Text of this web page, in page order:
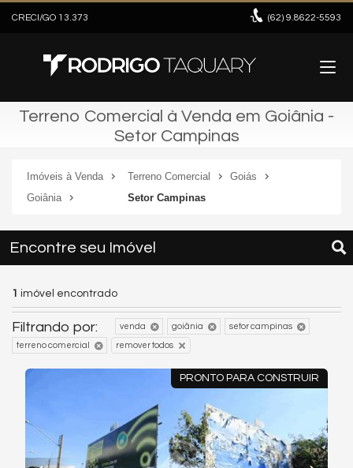
CRECI/GO 13.373 (62) 9.8622-5593
Terreno Comercial à Venda em Goiânia -
Setor Campinas
Imóveis à Venda Terreno Comercial
Goiás
Goiânia
Setor Campinas
Encontre seu Imóvel
1 imóvel encontrado
Filtrando por: venda goiânia setor campinas
terreno comercial remover todos
PRONTO PARA CONSTRUIR